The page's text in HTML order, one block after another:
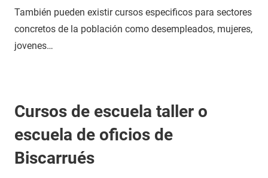
También pueden existir cursos especificos para sectores
concretos de la población como desempleados, mujeres,
jovenes…
Cursos de escuela taller o
escuela de oficios de
Biscarrués